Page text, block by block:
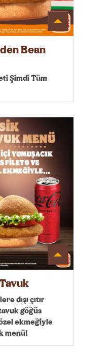
Detayı
Göster
Bean
Şimdi Tüm
Detayı
Göster
dışı çıtır
göğüs
ekmeğiyle
menü!